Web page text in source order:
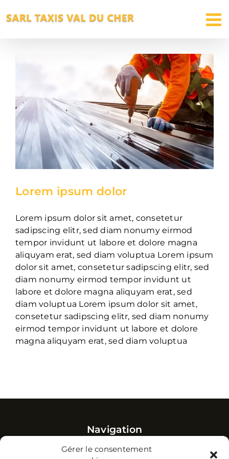
Gérer le consentement
au
Lorem ipsum dolor
Lorem ipsum dolor sit amet, consetetur
sadipscing elitr, sed diam nonumy eirmod
tempor invidunt ut labore et dolore magna
aliquyam erat, sed diam voluptua Lorem ipsum
dolor sit amet, consetetur sadipscing elitr, sed
diam nonumy eirmod tempor invidunt ut
labore et dolore magna aliquyam erat, sed
diam voluptua Lorem ipsum dolor sit amet,
consetetur sadipscing elitr, sed diam nonumy
eirmod tempor invidunt ut labore et dolore
magna aliquyam erat, sed diam voluptua
Navigation
Accueil